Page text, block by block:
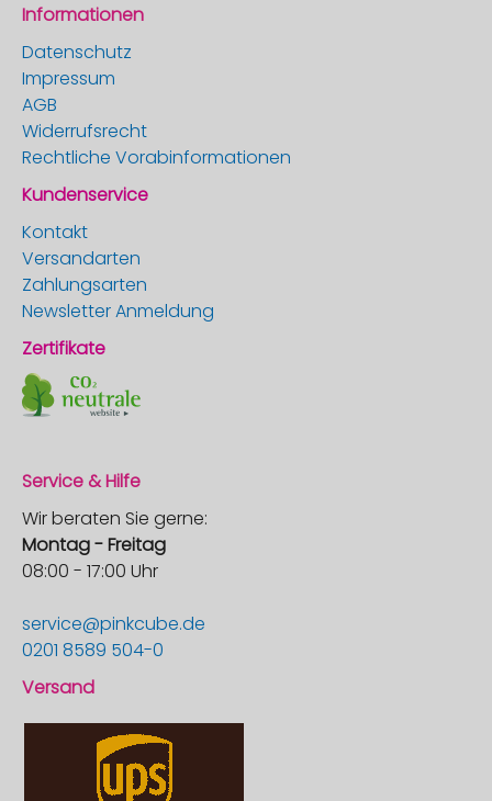
Informationen
Datenschutz
Impressum
AGB
Widerrufsrecht
Rechtliche Vorabinformationen
Kundenservice
Kontakt
Versandarten
Zahlungsarten
Newsletter Anmeldung
Zertifikate
Service & Hilfe
Wir beraten Sie gerne:
Montag - Freitag
08:00 - 17:00 Uhr
service@pinkcube.de
0201 8589 504-0
Versand